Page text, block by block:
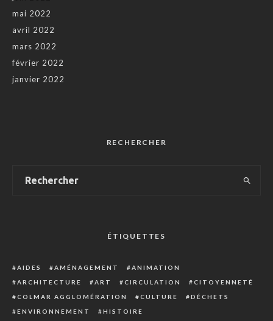
mai 2022
avril 2022
mars 2022
février 2022
janvier 2022
RECHERCHER
ÉTIQUETTES
AIDES AMÉNAGEMENT
ANIMATION
ARCHITECTURE
ART CIRCULATION
CITOYENNETÉ
COLMAR AGGLOMÉRATION
CULTURE
DÉCHETS
ENVIRONNEMENT
HISTOIRE